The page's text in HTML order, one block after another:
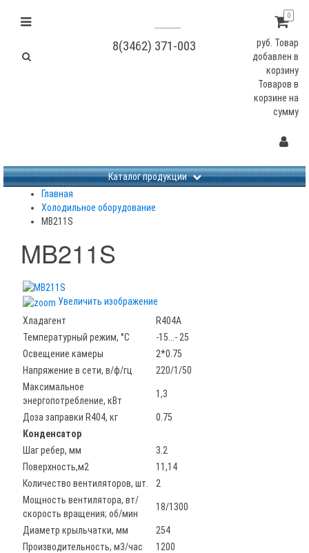
8(3462) 371-003
0
руб. Товар
добавлен в
корзину
Товаров в
корзине на
сумму
Не заданы изображения Каталог продукции
Главная
Холодильное оборудование
MB211S
MB211S
Увеличить изображение
Хладагент
R404A
Температурный режим, °С
-15...- 25
Освещение камеры
2*0.75
Напряжение в сети, в/ф/гц
220/1/50
Maксимальное
энергопотребление, кВт
1,3
Доза заправки R404, кг
0.75
Конденсатор
Шаг ребер, мм
3.2
Поверхность,м2
11,14
Количество вентиляторов, шт.
2
Мощность вентилятора, вт/
скорость вращения; об/мин
18/1300
Диаметр крыльчатки, мм
254
Производительность, м3/час
1200